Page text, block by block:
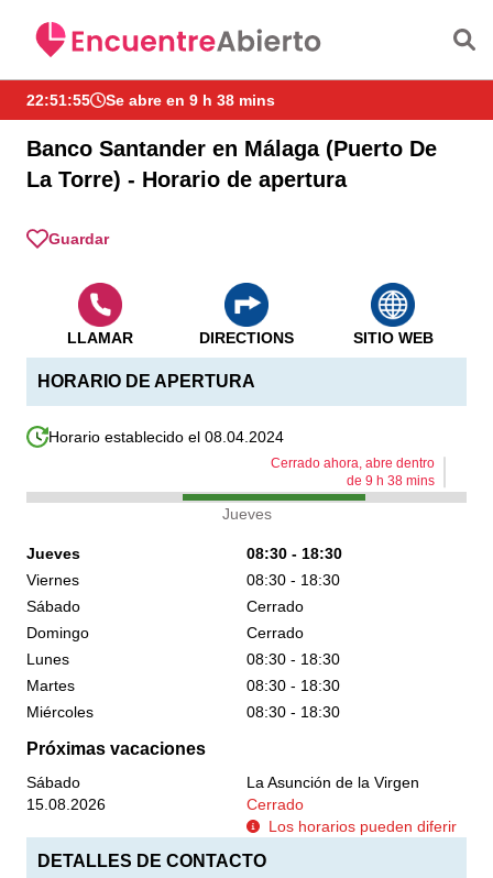
22:51:55 Se abre en 9 h 38 mins
Banco Santander en Málaga (Puerto De
La Torre) - Horario de apertura
Guardar
HORARIO DE APERTURA
Horario establecido el 08.04.2024
Cerrado ahora, abre dentro
de9 h38 mins
Jueves
Jueves
08:30 - 18:30
Viernes
08:30 - 18:30
Sábado
Cerrado
Domingo
Cerrado
Lunes
08:30 - 18:30
Martes
08:30 - 18:30
Miércoles
08:30 - 18:30
Próximas vacaciones
Sábado
La Asunción de la Virgen
15.08.2026
Cerrado
Los horarios pueden diferir
DETALLES DE CONTACTO
LLAMAR DIRECTIONS SITIO WEB